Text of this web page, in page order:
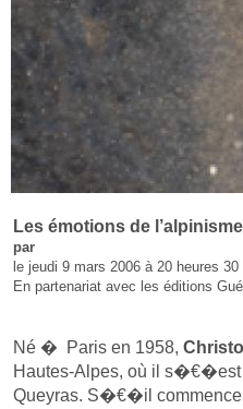
Les émotions de
par
le jeudi 9 mars 2006 à 20 heures 30
En partenariat avec les éditions
Né � Paris en 1958,
Hautes-Alpes, où il s�€�est
Queyras. S�€�il